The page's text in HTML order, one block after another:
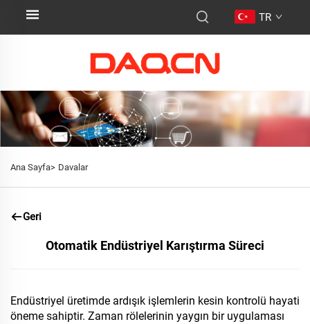
TR
Ana Sayfa> Davalar
Geri
Otomatik Endüstriyel Karıştırma Süreci
Endüstriyel üretimde ardışık işlemlerin kesin kontrolü hayati
öneme sahiptir. Zaman rölelerinin yaygın bir uygulaması